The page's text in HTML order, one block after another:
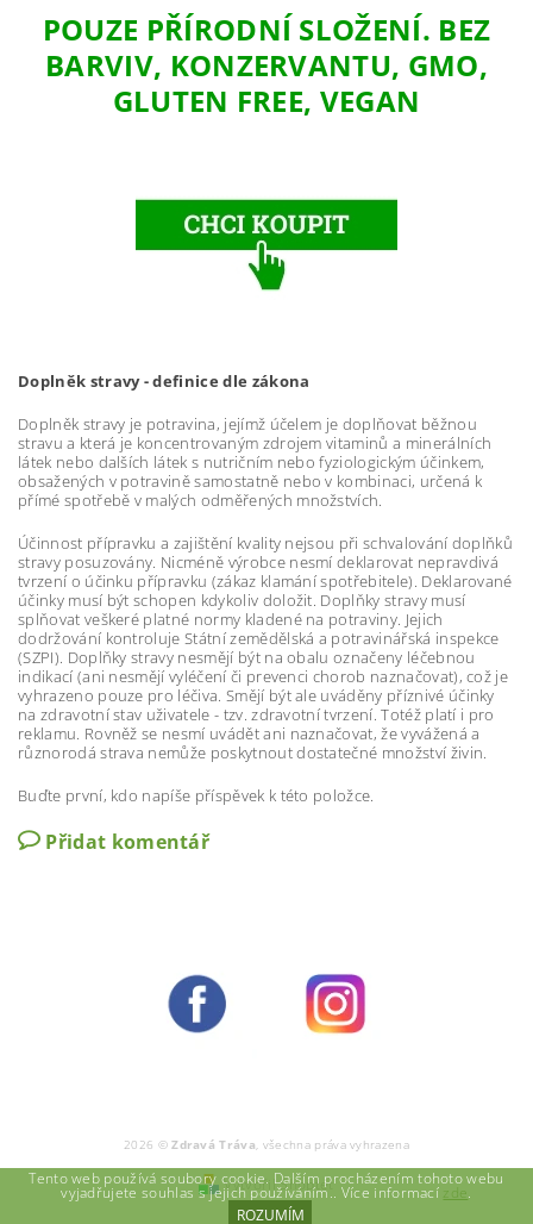
POUZE PŘÍRODNÍ SLOŽENÍ. BEZ
BARVIV, KONZERVANTU, GMO,
GLUTEN FREE, VEGAN
Doplněk stravy - definice dle zákona
Doplněk stravy je potravina, jejímž účelem je doplňovat běžnou
stravu a která je koncentrovaným zdrojem vitaminů a minerálních
látek nebo dalších látek s nutričním nebo fyziologickým účinkem,
obsažených v potravině samostatně nebo v kombinaci, určená k
přímé spotřebě v malých odměřených množstvích.
Účinnost přípravku a zajištění kvality nejsou při schvalování doplňků
stravy posuzovány. Nicméně výrobce nesmí deklarovat nepravdivá
tvrzení o účinku přípravku (zákaz klamání spotřebitele). Deklarované
účinky musí být schopen kdykoliv doložit. Doplňky stravy musí
splňovat veškeré platné normy kladené na potraviny. Jejich
dodržování kontroluje Státní zemědělská a potravinářská inspekce
(SZPI). Doplňky stravy nesmějí být na obalu označeny léčebnou
indikací (ani nesmějí vyléčení či prevenci chorob naznačovat), což je
vyhrazeno pouze pro léčiva. Smějí být ale uváděny příznivé účinky
na zdravotní stav uživatele - tzv. zdravotní tvrzení. Totéž platí i pro
reklamu. Rovněž se nesmí uvádět ani naznačovat, že vyvážená a
různorodá strava nemůže poskytnout dostatečné množství živin.
Buďte první, kdo napíše příspěvek k této položce.
Přidat komentář
2026 ©Zdravá Tráva , všechna práva vyhrazena
Vytvořil Shoptet
Tento web používá soubory cookie. Dalším procházením tohoto webu
vyjadřujete souhlas s jejich používáním.. Více informací zde.
ROZUMÍM